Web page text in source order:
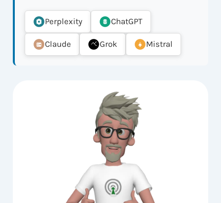
Perplexity ChatGPT
Claude Grok Mistral